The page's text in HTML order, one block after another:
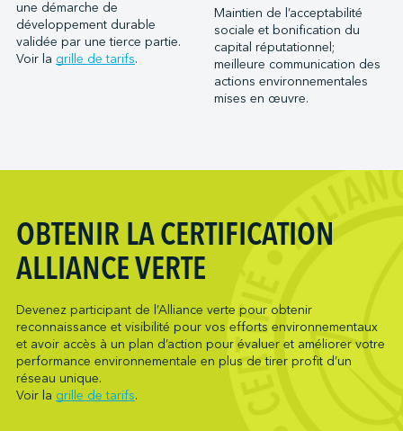
Ports of Indiana-Burns Harbor
Ports of Indiana-Jeffersonville
Ports of Indiana-Mount Vernon
Société du parc industriel et portuaire de Bécancour
Metro Ports - Houston
Metro Ports - Long Beach
Metro Ports - Morehead City
Oceanex
Owen Sound Transportation Company
Pasha Group (Wilmington)
Pembina Infrastructure and Logistics LP
Picton Terminals
PNCT
une démarche de
développement durable
validée par une tierce partie.
Voir la grille de tarifs.
Maintien de l’acceptabilité
sociale et bonification du
capital réputationnel;
meilleure communication des
actions environnementales
mises en œuvre.
OBTENIR LA CERTIFICATION
ALLIANCE VERTE
Devenez participant de l’Alliance verte pour obtenir
reconnaissance et visibilité pour vos efforts environnementaux
et avoir accès à un plan d’action pour évaluer et améliorer votre
performance environnementale en plus de tirer profit d’un
réseau unique.
Voir la grille de tarifs.